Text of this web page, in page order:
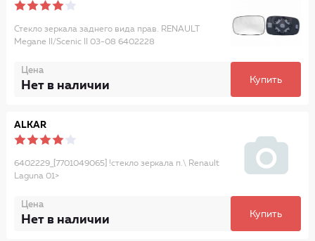
Стекло зеркала заднего вида прав. RENAULT
Megane II/Scenic II 03-08 6402228
Цена
Нет в наличии Купить
ALKAR
6402229_[7701049065] !стекло зеркала п.\ Renault
Laguna 01>
Цена
Нет в наличии Купить